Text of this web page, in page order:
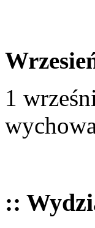
1
::